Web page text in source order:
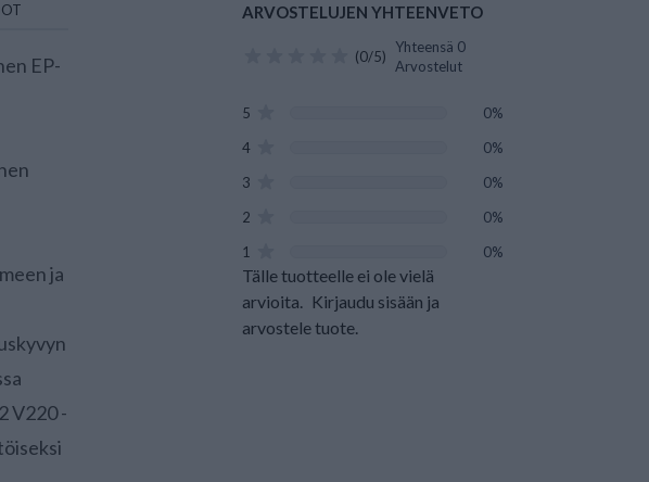
EP-
ja
V220 -
ARVOSTELUJEN YHTEENVETO
(0/5)
Yhteensä 0
Arvostelut
5
0%
4
0%
3
0%
2
0%
1
0%
Tälle tuotteelle ei ole vielä
arvioita. Kirjaudu sisään ja
arvostele tuote.